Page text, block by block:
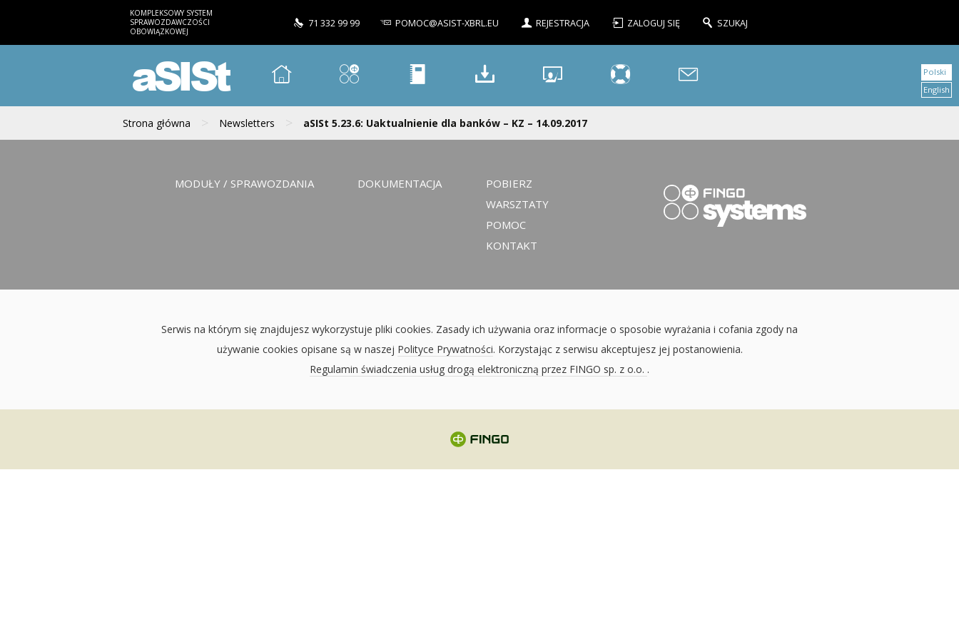
KOMPLEKSOWY SYSTEM
SPRAWOZDAWCZOŚCI
OBOWIĄZKOWEJ
71 332 99 99 POMOC@ASIST-XBRL.EU REJESTRACJA ZALOGUJ SIĘ SZUKAJ
aSISt
Strona główna > Newsletters > aSISt 5.23.6: Uaktualnienie dla banków – KZ – 14.09.2017
Polski
English
MODUŁY / SPRAWOZDANIA DOKUMENTACJA
POBIERZ
WARSZTATY
POMOC
KONTAKT
Serwis na którym się znajdujesz wykorzystuje pliki cookies. Zasady ich używania oraz informacje o sposobie wyrażania i cofania zgody na
używanie cookies opisane są w naszej Polityce Prywatności. Korzystając z serwisu akceptujesz jej postanowienia.
Regulamin świadczenia usług drogą elektroniczną przez FINGO sp. z o.o. .